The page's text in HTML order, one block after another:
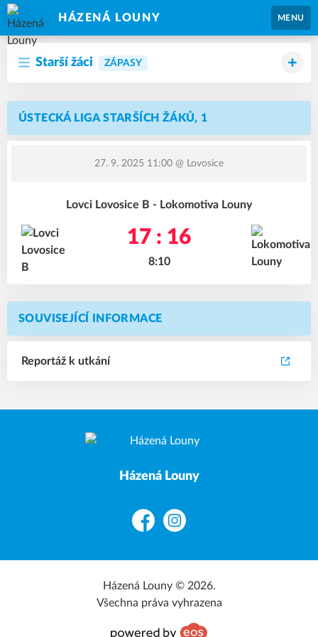
HÁZENÁ LOUNY MENU
Starší žáci ZÁPASY
ÚSTECKÁ LIGA STARŠÍCH ŽÁKŮ, 1
27. 9. 2025 11:00 @ Lovosice
Lovci Lovosice B - Lokomotiva Louny
17 : 16
8:10
SOUVISEJÍCÍ INFORMACE
Reportáž k utkání
Házená Louny
FacebookInstagram
Házená Louny © 2026.
Všechna práva vyhrazena